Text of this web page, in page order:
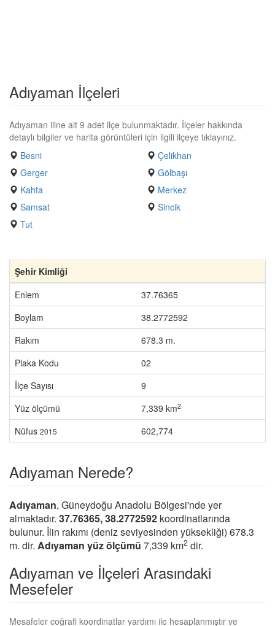
Adıyaman İlçeleri
Adıyaman iline ait 9 adet ilçe bulunmaktadır. İlçeler hakkında
detaylı bilgiler ve harita görüntüleri için ilgili ilçeye tıklayınız.
Besni
Çelikhan
Gerger
Gölbaşı
Kahta
Merkez
Samsat
Sincik
Tut
Şehir Kimliği
Enlem
37.76365
Boylam
38.2772592
Rakım
678.3 m.
Plaka Kodu
02
İlçe Sayısı
9
Yüz ölçümü
7,339 km2
Nüfus 2015 602,774
Adıyaman Nerede?
Adıyaman, Güneydoğu Anadolu Bölgesi'nde yer
almaktadır. 37.76365, 38.2772592 koordinatlarında
bulunur. İlin rakımı (deniz seviyesinden yüksekliği) 678.3
m. dir. Adıyaman yüz ölçümü 7,339 km2 dir.
Adıyaman ve İlçeleri Arasındaki
Mesefeler
Mesafeler coğrafi koordinatlar yardımı ile hesaplanmıştır ve